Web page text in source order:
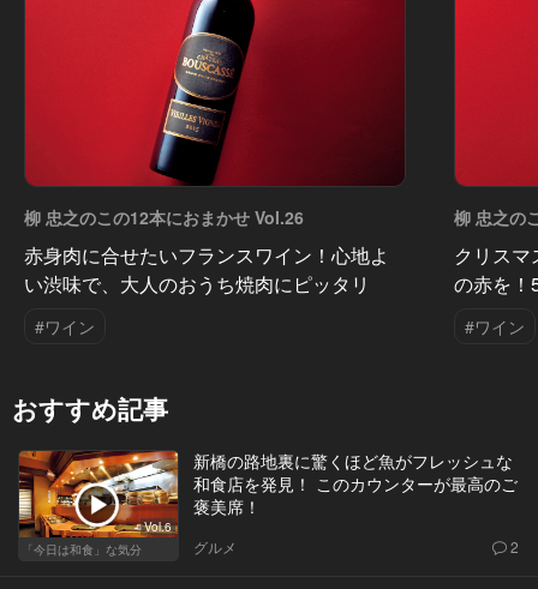
柳 忠之のこの12本におまかせ Vol.26
赤身肉に合せたいフランスワイン！心地よ
い渋味で、大人のおうち焼肉にピッタリ
#ワイン
柳 忠之の
クリス
の赤を！
#ワイン
おすすめ記事
Vol.6
「今日は和食」な気分
新橋の路地裏に驚くほど魚がフレッシュな
和食店を発見！ このカウンターが最高のご
褒美席！
グルメ 2